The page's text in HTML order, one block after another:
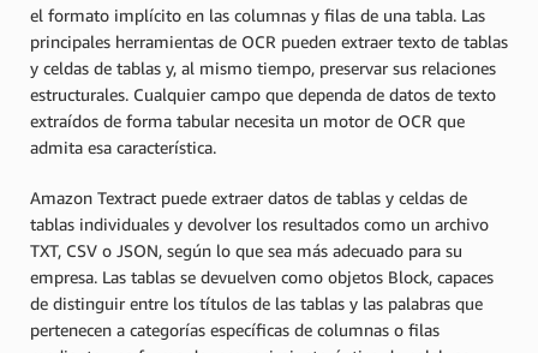
el formato implícito en las columnas y filas de una tabla. Las
principales herramientas de OCR pueden extraer texto de tablas
y celdas de tablas y, al mismo tiempo, preservar sus relaciones
estructurales. Cualquier campo que dependa de datos de texto
extraídos de forma tabular necesita un motor de OCR que
admita esa característica.
Amazon Textract puede extraer datos de tablas y celdas de
tablas individuales y devolver los resultados como un archivo
TXT, CSV o JSON, según lo que sea más adecuado para su
empresa. Las tablas se devuelven como objetos Block, capaces
de distinguir entre los títulos de las tablas y las palabras que
pertenecen a categorías específicas de columnas o filas